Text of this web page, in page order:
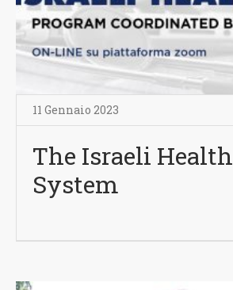
11 Gennaio 2023
The Israeli Health
System